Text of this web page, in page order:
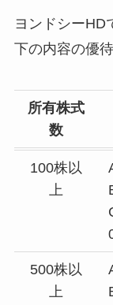
ヨンドシーHD
下の内容の優
所有株式
数
100株以
上
500株以
上